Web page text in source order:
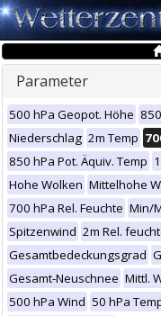
Parameter
500 hPa Geopot. Höhe
Niederschlag 2m Temp
850 hPa Pot. Äquiv. Temp
Hohe Wolken Mittelhohe
700 hPa Rel. Feuchte Min/
Spitzenwind 2m Rel.
Gesamtbedeckungsgrad
Gesamt-Neuschnee Mittl.
500 hPa Wind 50 hPa